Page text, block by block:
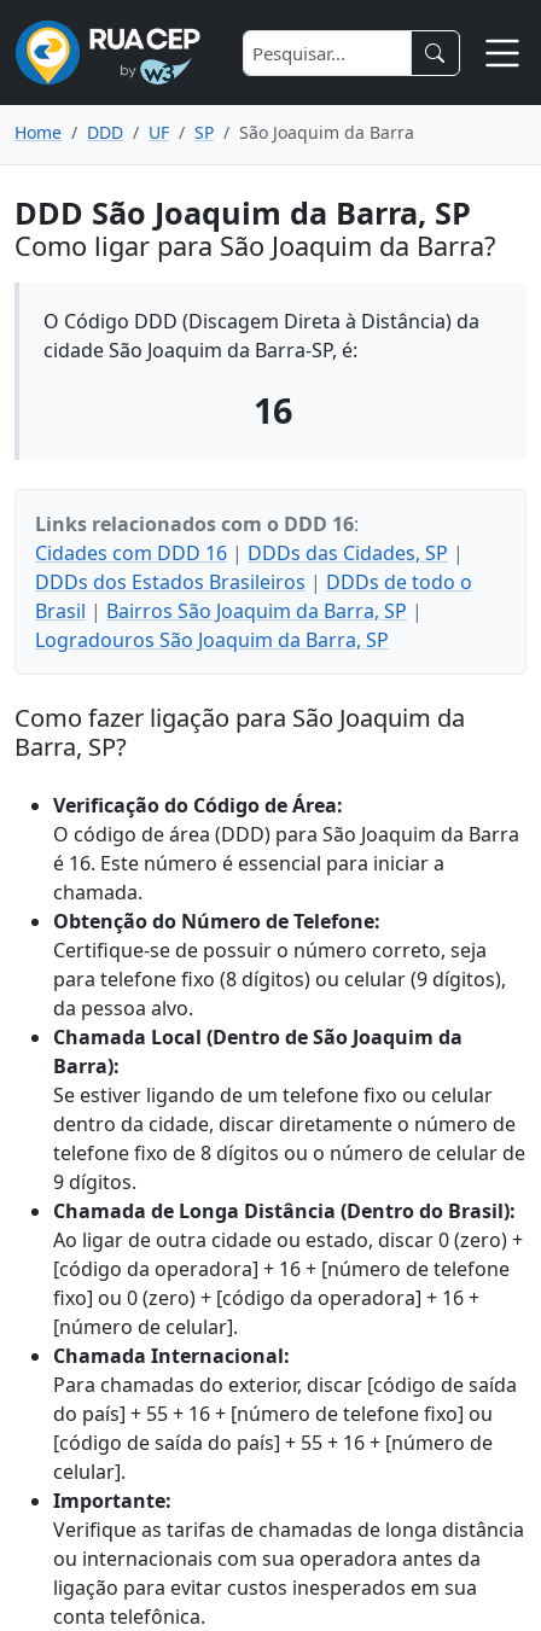
Home DDD UF SP São Joaquim da Barra
DDD São Joaquim da Barra, SP
Como ligar para São Joaquim da Barra?
O Código DDD (Discagem Direta à Distância) da
cidade São Joaquim da Barra-SP, é:
16
Links relacionados com o DDD 16:
Cidades com DDD 16 | DDDs das Cidades, SP |
DDDs dos Estados Brasileiros | DDDs de todo o
Brasil | Bairros São Joaquim da Barra, SP |
Logradouros São Joaquim da Barra, SP
Como fazer ligação para São Joaquim da
Barra, SP?
Verificação do Código de Área:
O código de área (DDD) para São Joaquim da Barra
é 16. Este número é essencial para iniciar a
chamada.
Obtenção do Número de Telefone:
Certifique-se de possuir o número correto, seja
para telefone fixo (8 dígitos) ou celular (9 dígitos),
da pessoa alvo.
Chamada Local (Dentro de São Joaquim da
Barra):
Se estiver ligando de um telefone fixo ou celular
dentro da cidade, discar diretamente o número de
telefone fixo de 8 dígitos ou o número de celular de
9 dígitos.
Chamada de Longa Distância (Dentro do Brasil):
Ao ligar de outra cidade ou estado, discar 0 (zero) +
[código da operadora] + 16 + [número de telefone
fixo] ou 0 (zero) + [código da operadora] + 16 +
[número de celular].
Chamada Internacional:
Para chamadas do exterior, discar [código de saída
do país] + 55 + 16 + [número de telefone fixo] ou
[código de saída do país] + 55 + 16 + [número de
celular].
Importante:
Verifique as tarifas de chamadas de longa distância
ou internacionais com sua operadora antes da
ligação para evitar custos inesperados em sua
conta telefônica.